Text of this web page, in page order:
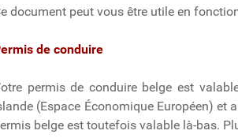
document peut vous être utile en
de conduire
permis de conduire belge est
(Espace Économique Européen) et
belge est toutefois valable là-bas.